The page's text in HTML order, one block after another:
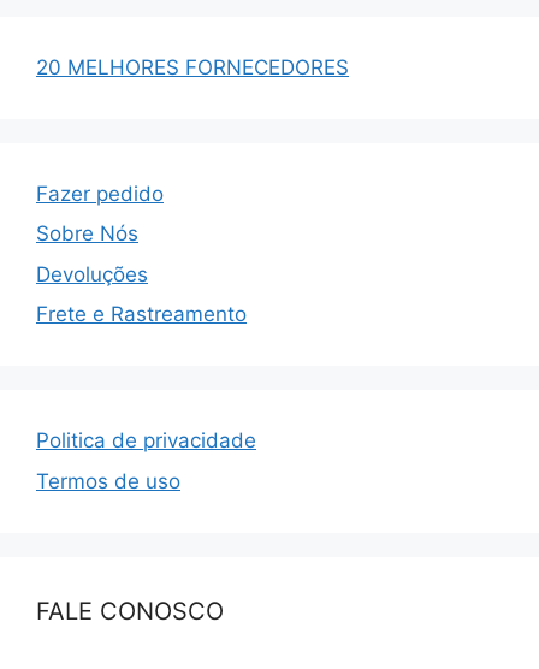
20 MELHORES FORNECEDORES
Fazer pedido
Sobre Nós
Devoluções
Frete e Rastreamento
Politica de privacidade
Termos de uso
FALE CONOSCO